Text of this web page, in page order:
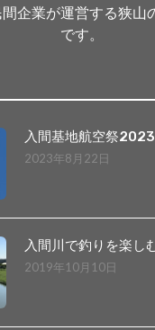
企業が運営する狭山
です。
入間基地航空祭
2023年8月22日
入間川で釣りを楽し
2019年10月10日